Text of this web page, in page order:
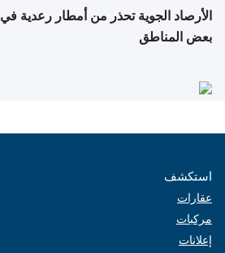
الأرصاد الجوية تحذر من أمطار رعدية في
بعض المناطق
استكشف
عقارات
مركبات
إعلانات